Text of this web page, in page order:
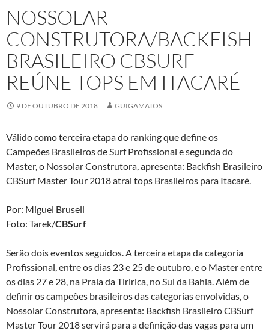
NOSSOLAR
CONSTRUTORA/BACKFISH
BRASILEIRO CBSURF
REÚNE TOPS EM ITACARÉ
9 DE OUTUBRO DE 2018 GUIGAMATOS
Válido como terceira etapa do ranking que define os
Campeões Brasileiros de Surf Profissional e segunda do
Master, o Nossolar Construtora, apresenta: Backfish Brasileiro
CBSurf Master Tour 2018 atrai tops Brasileiros para Itacaré.
Por: Miguel Brusell
Foto: Tarek/CBSurf
Serão dois eventos seguidos. A terceira etapa da categoria
Profissional, entre os dias 23 e 25 de outubro, e o Master entre
os dias 27 e 28, na Praia da Tiririca, no Sul da Bahia. Além de
definir os campeões brasileiros das categorias envolvidas, o
Nossolar Construtora, apresenta: Backfish Brasileiro CBSurf
Master Tour 2018 servirá para a definição das vagas para um